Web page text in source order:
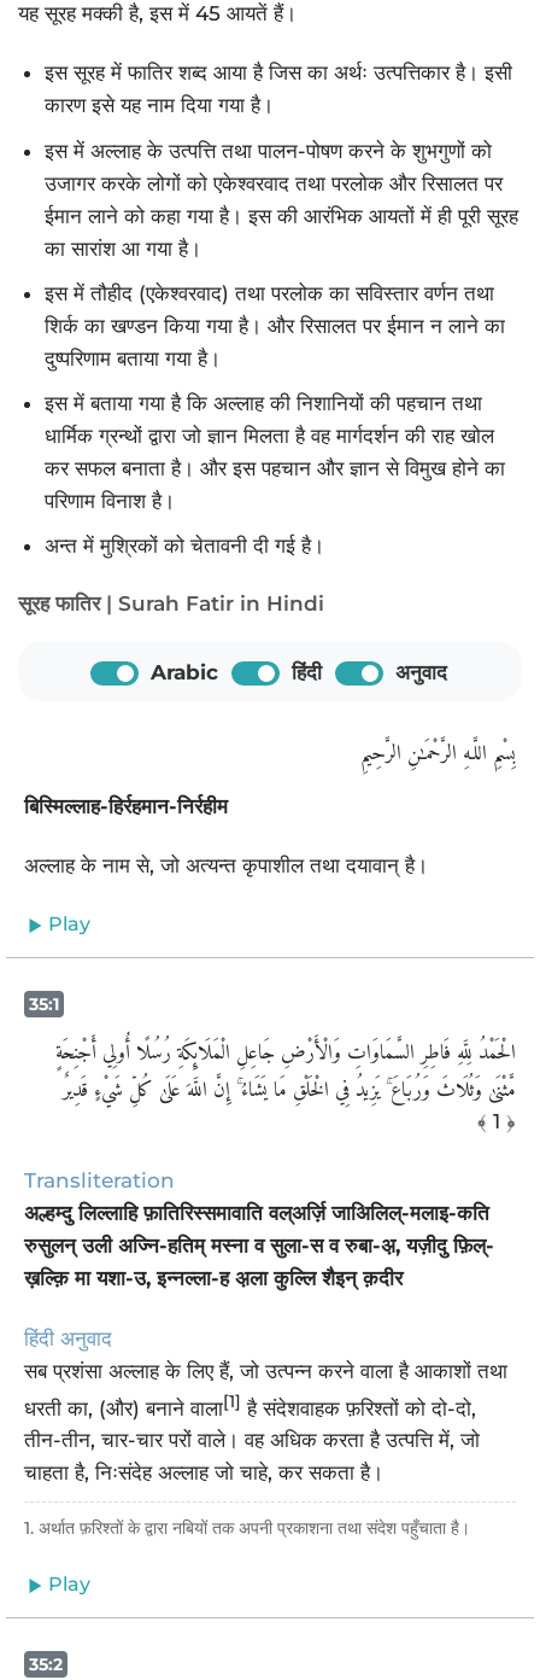
यह सूरह मक्की है, इस में 45 आयतें हैं।
इस सूरह में फातिर शब्द आया है जिस का अर्थः उत्पत्तिकार है। इसी
कारण इसे यह नाम दिया गया है।
इस में अल्लाह के उत्पत्ति तथा पालन-पोषण करने के शुभगुणों को
उजागर करके लोगों को एकेश्वरवाद तथा परलोक और रिसालत पर
ईमान लाने को कहा गया है। इस की आरंभिक आयतों में ही पूरी सूरह
का सारांश आ गया है।
इस में तौहीद (एकेश्वरवाद) तथा परलोक का सविस्तार वर्णन तथा
शिर्क का खण्डन किया गया है। और रिसालत पर ईमान न लाने का
दुष्परिणाम बताया गया है।
इस में बताया गया है कि अल्लाह की निशानियों की पहचान तथा
धार्मिक ग्रन्थों द्वारा जो ज्ञान मिलता है वह मार्गदर्शन की राह खोल
कर सफल बनाता है। और इस पहचान और ज्ञान से विमुख होने का
परिणाम विनाश है।
अन्त में मुश्रिकों को चेतावनी दी गई है।
सूरह फातिर | Surah Fatir in Hindi
Arabic हिंदी अनुवाद
بِسْمِ اللَّـهِ الرَّحْمَـٰنِ الرَّحِيمِ
बिस्मिल्लाह-हिर्रहमान-निर्रहीम
अल्लाह के नाम से, जो अत्यन्त कृपाशील तथा दयावान् है।
Play
35:1
الْحَمْدُ لِلَّهِ فَاطِرِ السَّمَاوَاتِ وَالْأَرْضِ جَاعِلِ الْمَلَائِكَةِ رُسُلًا أُولِي أَجْنِحَةٍ
مَّثْنَىٰ وَثُلَاثَ وَرُبَاعَ ۚ يَزِيدُ فِي الْخَلْقِ مَا يَشَاءُ ۚ إِنَّ اللَّهَ عَلَىٰ كُلِّ شَيْءٍ قَدِيرٌ
﴾ 1 ﴿
Transliteration
अल्हम्दु लिल्लाहि फ़ातिरिस्समावाति वल्अर्ज़ि जाअिलिल्-मलाइ-कति
रुसुलन् उली अज्नि-हतिम् मस्ना व सुला-स व रुबा-अ़, यज़ीदु फ़िल्-
ख़ल्क़ि मा यशा-उ, इन्नल्ला-ह अ़ला कुल्लि शैइन् क़दीर
हिंदी अनुवाद
सब प्रशंसा अल्लाह के लिए हैं, जो उत्पन्न करने वाला है आकाशों तथा
धरती का, (और) बनाने वाला[1] है संदेशवाहक फ़रिश्तों को दो-दो,
तीन-तीन, चार-चार परों वाले। वह अधिक करता है उत्पत्ति में, जो
चाहता है, निःसंदेह अल्लाह जो चाहे, कर सकता है।
1. अर्थात फ़रिश्तों के द्वारा नबियों तक अपनी प्रकाशना तथा संदेश पहुँचाता है।
Play
35:2